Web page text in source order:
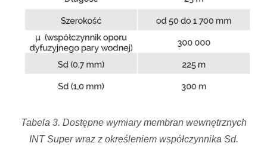
Tabela 3. Dostępne wymiary membran wewnętrznych
INT Super wraz z określeniem współczynnika Sd.